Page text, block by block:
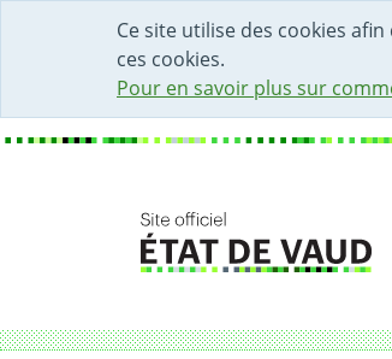
Ce site utilise des cookies
ces cookies.
Pour en savoir plus sur
DÉBUT DU CONTENU DE LA
ACCÈS AU CHAMP DE
PAGE D'ACCUEIL
FORMULAIRE DE CONTACT